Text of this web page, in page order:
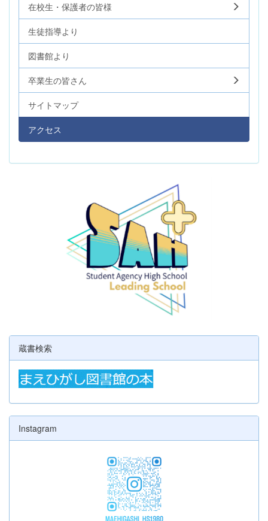
在校生・保護者の皆様
生徒指導より
図書館より
卒業生の皆さん
サイトマップ
アクセス
蔵書検索
Instagram